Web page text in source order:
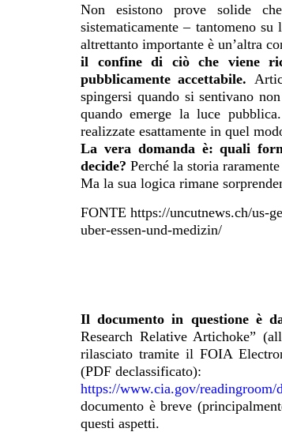
Non esistono prove solide
sistematicamente – tantomeno
altrettanto importante è un’altra
il confine di ciò che viene
pubblicamente accettabile.
spingersi quando si sentivano
quando emerge la luce
realizzate esattamente in quel
La vera domanda è: quali
decide? Perché la storia
Ma la sua logica rimane
FONTE https://uncutnews.ch/us-
uber-essen-und-medizin/
Il documento in questione è
Research Relative Artichoke”
rilasciato tramite il FOIA
(PDF declassificato):
https://www.cia.gov/readingroom/
documento è breve
questi aspetti.